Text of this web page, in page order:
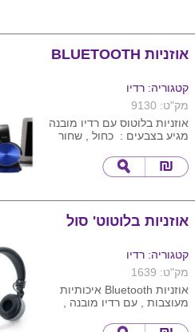
אוזניות BLUETOOTH
קטגוריה: רדיו
מק"ט: 9130
אוזניות בלוטוס עם רדיו מובנה
מגיע בצבעים : כחול , שחור
ניתן למתג את האוזניות בלוגו
חברה .
אוזניות בלוטוט' סול
קטגוריה: רדיו
מק"ט: 1639
אוזניות Bluetooth איכותיות
מעוצבות , עם רדיו מובנה ,
זיכרון מיקרו SD .